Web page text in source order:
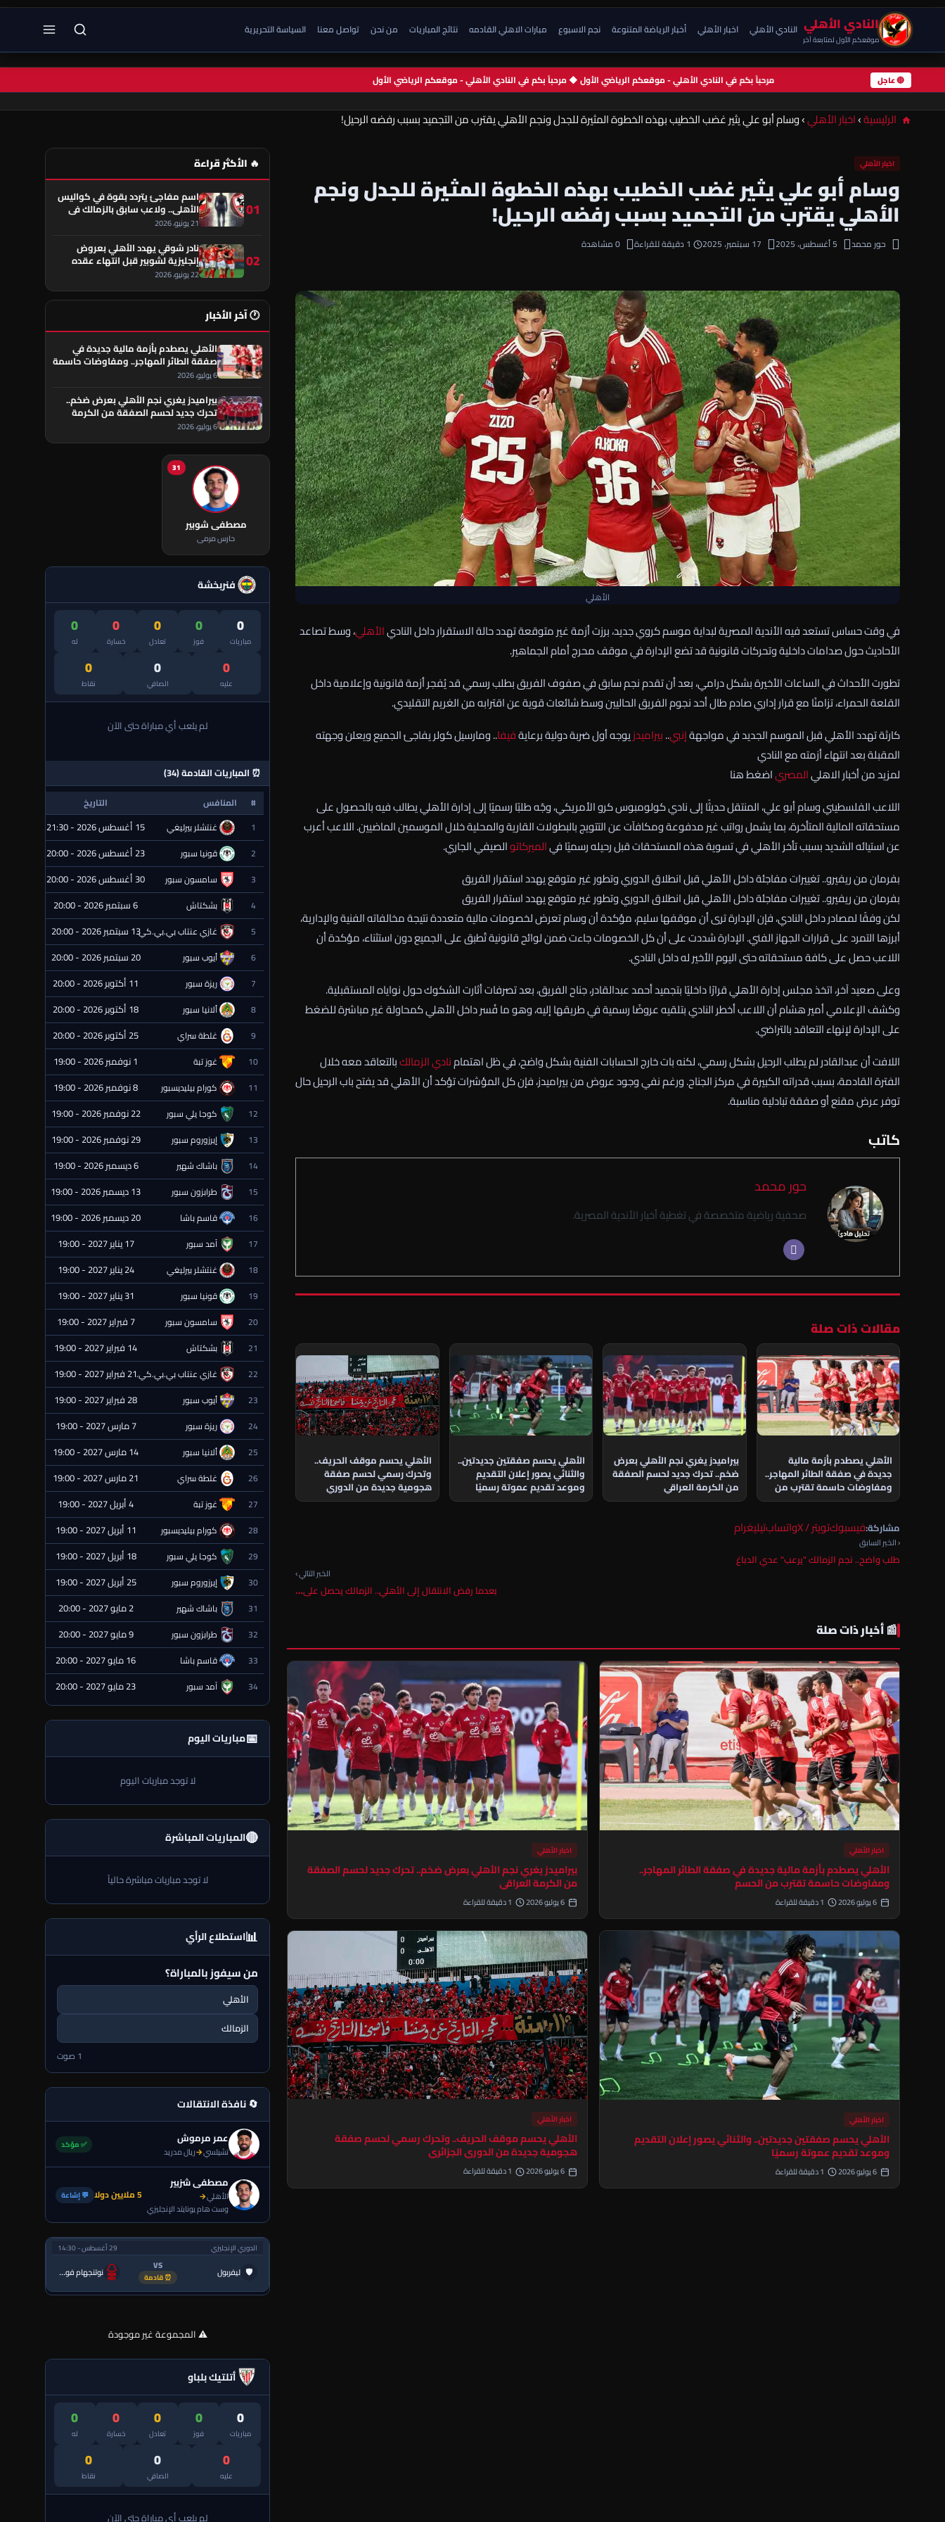
النادي الأهلي
موقعكم الأول لمتابعة آخر
النادي الأهلي اخبار الأهلي أخبار الرياضة المتنوعة نجم الاسبوع مبارات الاهلي القادمه نتائج المباريات من نحن تواصل معنا السياسة التحريرية
🔴 عاجل مرحباً بكم في النادي الأهلي - موقعكم الرياضي الأول ◆ مرحباً بكم في النادي الأهلي - موقعكم الرياضي الأول
الرئيسية›اخبار الأهلي›وسام أبو علي يثير غضب الخطيب بهذه الخطوة المثيرة للجدل ونجم الأهلي يقترب من التجميد بسبب رفضه الرحيل!
اخبار الأهلي
وسام أبو علي يثير غضب الخطيب بهذه الخطوة المثيرة للجدل ونجم
الأهلي يقترب من التجميد بسبب رفضه الرحيل!
حور محمد 5 أغسطس، 2025 17 سبتمبر، 2025 1 دقيقة للقراءة 0 مشاهدة
الأهلي
في وقت حساس تستعد فيه الأندية المصرية لبداية موسم كروي جديد، برزت أزمة غير متوقعة تهدد حالة الاستقرار داخل الناديالأهلي، وسط تصاعد
الأحاديث حول صدامات داخلية وتحركات قانونية قد تضع الإدارة في موقف محرج أمام الجماهير.
تطورت الأحداث في الساعات الأخيرة بشكل درامي، بعد أن تقدم نجم سابق في صفوف الفريق بطلب رسمي قد يُفجر أزمة قانونية وإعلامية داخل
القلعة الحمراء، تزامنًا مع قرار إداري صادم طال أحد نجوم الفريق الحاليين وسط شائعات قوية عن اقترابه من الغريم التقليدي.
كارثة تهدد الأهلي قبل الموسم الجديد في مواجهةإنبي..بيراميدزيوجه أول ضربة دولية برعايةفيفا.. ومارسيل كولر يفاجئ الجميع ويعلن وجهته
المقبلة بعد انتهاء أزمته مع النادي
لمزيد من أخبار الاهليالمصرياضغط هنا
اللاعب الفلسطيني وسام أبو علي، المنتقل حديثًا إلى نادي كولومبوس كرو الأمريكي، وجّه طلبًا رسميًا إلى إدارة الأهلي يطالب فيه بالحصول على
مستحقاته المالية المتأخرة، بما يشمل رواتب غير مدفوعة ومكافآت عن التتويج بالبطولات القارية والمحلية خلال الموسمين الماضيين. اللاعب أعرب
عن استيائه الشديد بسبب تأخر الأهلي في تسوية هذه المستحقات قبل رحيله رسميًا فيالميركاتوالصيفي الجاري.
بفرمان من ريفيرو.. تغييرات مفاجئة داخل الأهلي قبل انطلاق الدوري وتطور غير متوقع يهدد استقرار الفريق
بفرمان من ريفيرو.. تغييرات مفاجئة داخل الأهلي قبل انطلاق الدوري وتطور غير متوقع يهدد استقرار الفريق
لكن وفقًا لمصادر داخل النادي، فإن الإدارة ترى أن موقفها سليم، مؤكدة أن وسام تعرض لخصومات مالية متعددة نتيجة مخالفاته الفنية والإدارية،
أبرزها التمرد على قرارات الجهاز الفني. الإدارة شددت على أن كل الخصومات جاءت ضمن لوائح قانونية تُطبق على الجميع دون استثناء، مؤكدة أن
اللاعب حصل على كافة مستحقاته حتى اليوم الأخير له داخل النادي.
وعلى صعيد آخر، اتخذ مجلس إدارة الأهلي قرارًا داخليًا بتجميد أحمد عبدالقادر، جناح الفريق، بعد تصرفات أثارت الشكوك حول نواياه المستقبلية.
وكشف الإعلامي أمير هشام أن اللاعب أخطر النادي بتلقيه عروضًا رسمية في طريقها إليه، وهو ما فُسر داخل الأهلي كمحاولة غير مباشرة للضغط
على الإدارة لإنهاء التعاقد بالتراضي.
اللافت أن عبدالقادر لم يطلب الرحيل بشكل رسمي، لكنه بات خارج الحسابات الفنية بشكل واضح، في ظل اهتمامنادي الزمالكبالتعاقد معه خلال
الفترة القادمة، بسبب قدراته الكبيرة في مركز الجناح. ورغم نفي وجود عروض من بيراميدز، فإن كل المؤشرات تؤكد أن الأهلي قد يفتح باب الرحيل حال
توفر عرض مقنع أو صفقة تبادلية مناسبة.
كاتب
حور محمد
صحفية رياضية متخصصة في تغطية أخبار الأندية المصرية.
مقالات ذات صلة
الأهلي يصطدم بأزمة مالية
جديدة في صفقة الطائر المهاجر..
ومفاوضات حاسمة تقترب من
الحسم
بيراميدز يغري نجم الأهلي بعرض
ضخم.. تحرك جديد لحسم الصفقة
من الكرمة العراقي
الأهلي يحسم صفقتين جديدتين..
والثنائي يصور إعلان التقديم
وموعد تقديم عموتة رسميًا
الأهلي يحسم موقف الحريف..
وتحرك رسمي لحسم صفقة
هجومية جديدة من الدوري
الجزائري
مشاركة:فيسبوكتويتر / X واتسابتيليغرام
‹ الخبر السابق
طلب واضح.. نجم الزمالك "يرعب" عدي الدباغ
الخبر التالي ›
بعدما رفض الانتقال إلى الأهلي.. الزمالك يحصل على…
📰 أخبار ذات صلة
اخبار الأهلي
الأهلي يصطدم بأزمة مالية جديدة في صفقة الطائر المهاجر..
ومفاوضات حاسمة تقترب من الحسم
اخبار الأهلي
بيراميدز يغري نجم الأهلي بعرض ضخم.. تحرك جديد لحسم الصفقة
من الكرمة العراقي
اخبار الأهلي
الأهلي يحسم صفقتين جديدتين.. والثنائي يصور إعلان التقديم
وموعد تقديم عموتة رسميًا
اخبار الأهلي
الأهلي يحسم موقف الحريف.. وتحرك رسمي لحسم صفقة
هجومية جديدة من الدوري الجزائري
🔥 الأكثر قراءة
01
اسم مفاجئ يتردد بقوة في كواليس
الأهلي.. ولاعب سابق بالزمالك في
قلب الحكاية!
21 يونيو، 2026
02
نادر شوقي يهدد الأهلي بعروض
إنجليزية لشوبير قبل انتهاء عقده
22 يونيو، 2026
🕐 آخر الأخبار
الأهلي يصطدم بأزمة مالية جديدة في
صفقة الطائر المهاجر.. ومفاوضات حاسمة
تقترب من الحسم
6 يوليو، 2026
بيراميدز يغري نجم الأهلي بعرض ضخم..
تحرك جديد لحسم الصفقة من الكرمة
العراقي
6 يوليو، 2026
31
مصطفى شوبير
حارس مرمى
فنربخشة
0
مباريات
0
فوز
0
تعادل
0
خسارة
0
له
0
عليه
0
الصافي
0
نقاط
لم يلعب أي مباراة حتى الآن
⏰ المباريات القادمة (34)
# المنافس التاريخ
1
غنتشلر بيرليغي 15 أغسطس 2026 - 21:30
2 قونيا سبور 23 أغسطس 2026 - 20:00
3 سامسون سبور 30 أغسطس 2026 - 20:00
4 بشكتاش 6 سبتمبر 2026 - 20:00
5 غازي عنتاب بي.بي.كي.13 سبتمبر 2026 - 20:00
6 أيوب سبور 20 سبتمبر 2026 - 20:00
7 ريزة سبور 11 أكتوبر 2026 - 20:00
8 ألانيا سبور 18 أكتوبر 2026 - 20:00
9 غلطة سراي 25 أكتوبر 2026 - 20:00
10 غوز تبة 1 نوفمبر 2026 - 19:00
11 كورام بيليديسبور 8 نوفمبر 2026 - 19:00
12 كوجا يلي سبور 22 نوفمبر 2026 - 19:00
13 إيرزوروم سبور 29 نوفمبر 2026 - 19:00
14 باشاك شهير 6 ديسمبر 2026 - 19:00
15 طرابزون سبور 13 ديسمبر 2026 - 19:00
16 قاسم باشا 20 ديسمبر 2026 - 19:00
17 آمد سبور 17 يناير 2027 - 19:00
18 غنتشلر بيرليغي 24 يناير 2027 - 19:00
19 قونيا سبور 31 يناير 2027 - 19:00
20 سامسون سبور 7 فبراير 2027 - 19:00
21 بشكتاش 14 فبراير 2027 - 19:00
22 غازي عنتاب بي.بي.كي.21 فبراير 2027 - 19:00
23 أيوب سبور 28 فبراير 2027 - 19:00
24 ريزة سبور 7 مارس 2027 - 19:00
25 ألانيا سبور 14 مارس 2027 - 19:00
26 غلطة سراي 21 مارس 2027 - 19:00
27 غوز تبة 4 أبريل 2027 - 19:00
28 كورام بيليديسبور 11 أبريل 2027 - 19:00
29 كوجا يلي سبور 18 أبريل 2027 - 19:00
30 إيرزوروم سبور 25 أبريل 2027 - 19:00
31 باشاك شهير 2 مايو 2027 - 20:00
32 طرابزون سبور 9 مايو 2027 - 20:00
33 قاسم باشا 16 مايو 2027 - 20:00
34 آمد سبور 23 مايو 2027 - 20:00
📅مباريات اليوم
لا توجد مباريات اليوم
🔴المباريات المباشرة
لا توجد مباريات مباشرة حالياً
📊استطلاع الرأي
من سيفوز بالمباراة؟
الأهلي
الزمالك
1 صوت
🔄 نافذة الانتقالات
عمر مرموش
تشيلسي→ريال مدريد
✅ مؤكد
مصطفى شزبير
الأهلي→
وست هام يونايتد الإنجليزي
5 ملايين دولا 💬 إشاعة
الدوري الإنجليزي 29 أغسطس - 14:30
🛡 ليفربول VS
⏰ قادمة نوتنجهام فورست
⚠️ المجموعة غير موجودة
أتلتيك بلباو
0
مباريات
0
فوز
0
تعادل
0
خسارة
0
له
0
عليه
0
الصافي
0
نقاط
لم يلعب أي مباراة حتى الآن